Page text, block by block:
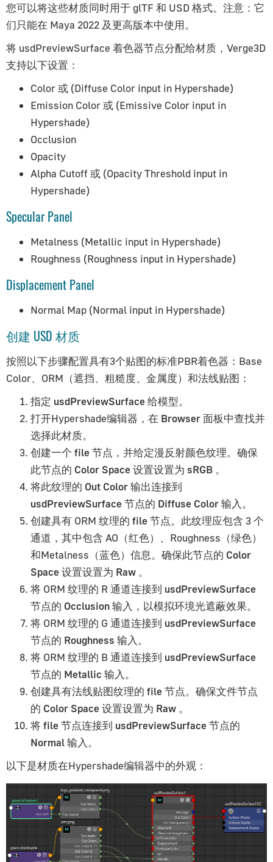
您可以将这些材质同时用于 glTF 和 USD 格式。注意：它
们只能在 Maya 2022 及更高版本中使用。
将 usdPreviewSurface 着色器节点分配给材质，Verge3D
支持以下设置：
Color 或 (Diffuse Color input in Hypershade)
Emission Color 或 (Emissive Color input in
Hypershade)
Occlusion
Opacity
Alpha Cutoff 或 (Opacity Threshold input in
Hypershade)
Specular Panel
Metalness (Metallic input in Hypershade)
Roughness (Roughness input in Hypershade)
Displacement Panel
Normal Map (Normal input in Hypershade)
创建 USD 材质
按照以下步骤配置具有3个贴图的标准PBR着色器：Base
Color、ORM（遮挡、粗糙度、金属度）和法线贴图：
指定 usdPreviewSurface 给模型。
打开Hypershade编辑器，在 Browser面板中查找并
选择此材质。
创建一个 file 节点，并给定漫反射颜色纹理。确保
此节点的 Color Space 设置设置为 sRGB 。
将此纹理的 Out Color输出连接到
usdPreviewSurface 节点的 Diffuse Color输入。
创建具有 ORM 纹理的 file 节点。此纹理应包含 3 个
通道，其中包含 AO（红色）、Roughness（绿色）
和Metalness（蓝色）信息。确保此节点的 Color
Space 设置设置为 Raw 。
将 ORM 纹理的 R 通道连接到 usdPreviewSurface
节点的 Occlusion输入，以模拟环境光遮蔽效果。
将 ORM 纹理的 G 通道连接到 usdPreviewSurface
节点的 Roughness 输入。
将 ORM 纹理的 B 通道连接到 usdPreviewSurface
节点的 Metallic 输入。
创建具有法线贴图纹理的 file 节点。确保文件节点
的 Color Space 设置设置为 Raw 。
将file 节点连接到 usdPreviewSurface 节点的
Normal输入。
以下是材质在Hypershade编辑器中的外观：